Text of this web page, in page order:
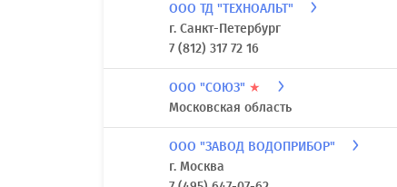
ООО ТД "ТЕХНОАЛЬТ"
г. Санкт-Петербург
7 (812) 317 72 16
ООО "СОЮЗ" ★
Московская область
ООО "ЗАВОД ВОДОПРИБОР"
г. Москва